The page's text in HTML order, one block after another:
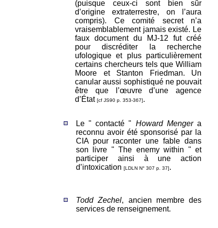
(puisque ceux-ci sont bien sûr
d’origine extraterrestre, on l’aura
compris). Ce comité secret n’a
vraisemblablement jamais existé. Le
faux document du MJ-12 fut créé
pour discréditer la recherche
ufologique et plus particulièrement
certains chercheurs tels que William
Moore et Stanton Friedman. Un
canular aussi sophistiqué ne pouvait
être que l’œuvre d’une agence
d’État [cf JS90 p. 353-367].
Le " contacté " Howard Mengera
reconnu avoir été sponsorisé par la
CIA pour raconter une fable dans
son livre " The enemy within " et
participer ainsi à une action
d’intoxication [LDLN N° 307 p. 37].
Todd Zechel, ancien membre des
services de renseignement.